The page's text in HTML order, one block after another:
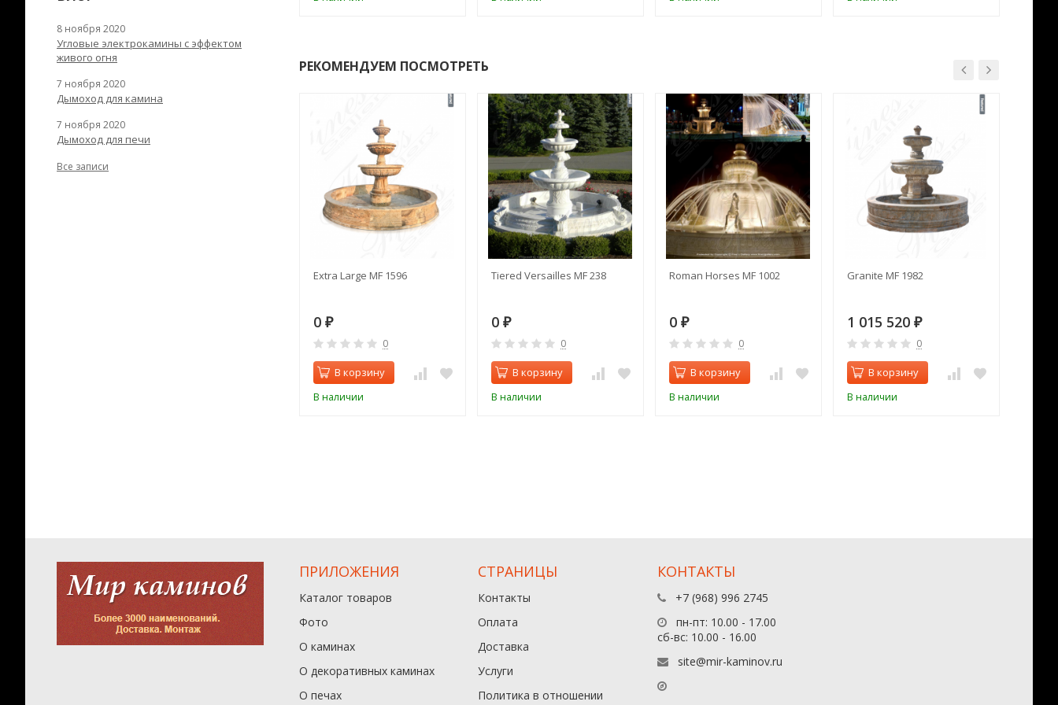
РЕКОМЕНДУЕМ ПОСМОТРЕТЬ
Extra Large MF 1596
0 ₽
0
В корзину
В наличии
Tiered Versailles MF 238
0 ₽
0
В корзину
В наличии
Roman Horses MF 1002
0 ₽
0
В корзину
В наличии
Granite MF 1982
1 015 520 ₽
0
В корзину
В наличии
8 ноября 2020
Угловые электрокамины с эффектом
живого огня
7 ноября 2020
Дымоход для камина
7 ноября 2020
Дымоход для печи
Все записи
ПРИЛОЖЕНИЯ
Каталог товаров
Фото
О каминах
О декоративных каминах
О печах
СТРАНИЦЫ
Контакты
Оплата
Доставка
Услуги
Политика в отношении
КОНТАКТЫ
+7 (968) 996 2745
пн-пт: 10.00 - 17.00
сб-вс: 10.00 - 16.00
site@mir-kaminov.ru